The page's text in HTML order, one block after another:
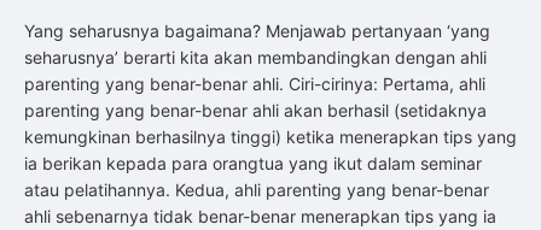
Yang seharusnya bagaimana? Menjawab pertanyaan ‘yang
seharusnya’ berarti kita akan membandingkan dengan ahli
parenting yang benar-benar ahli. Ciri-cirinya: Pertama, ahli
parenting yang benar-benar ahli akan berhasil (setidaknya
kemungkinan berhasilnya tinggi) ketika menerapkan tips yang
ia berikan kepada para orangtua yang ikut dalam seminar
atau pelatihannya. Kedua, ahli parenting yang benar-benar
ahli sebenarnya tidak benar-benar menerapkan tips yang ia